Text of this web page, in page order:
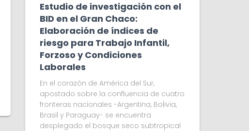
Estudio de investigación con el
BID en el Gran Chaco:
Elaboración de índices de
riesgo para Trabajo Infantil,
Forzoso y Condiciones
Laborales
En el corazón de América del Sur,
apostado sobre la confluencia de cuatro
fronteras nacionales -Argentina, Bolivia,
Brasil y Paraguay- se encuentra
desplegado el bosque seco subtropical